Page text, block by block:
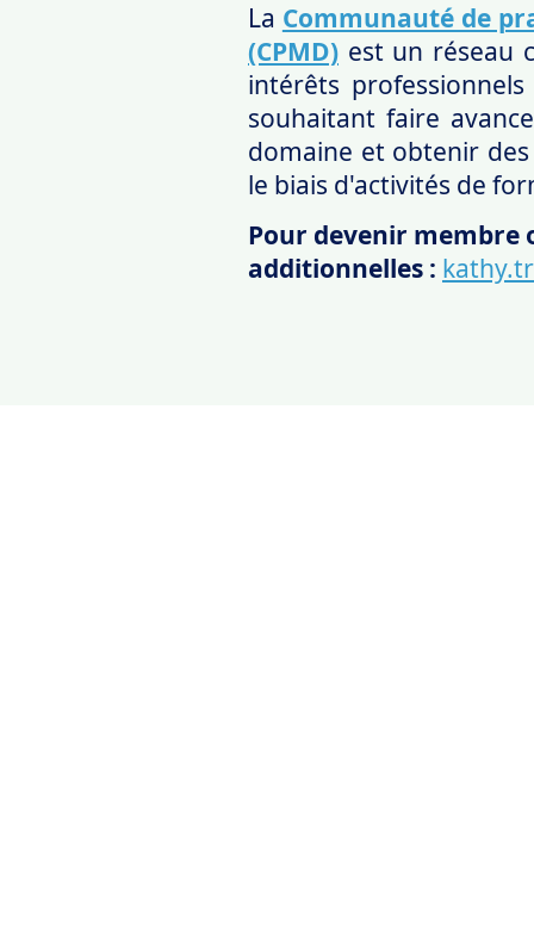
La Communauté de
(CPMD) est un réseau
intérêts
souhaitant faire
domaine et obtenir
le biais d'activités de
Pour devenir membre
additionnelles :